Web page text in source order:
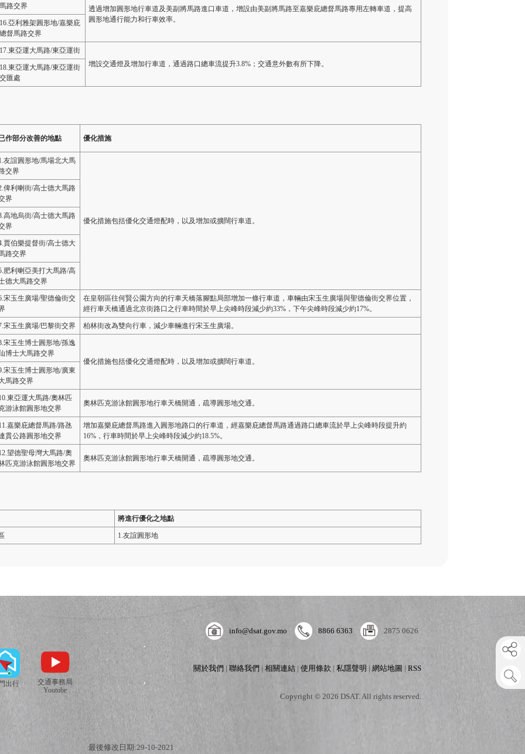
馬路交界
透過增加圓形地行車道及美副將馬路進口車道，增設由美副將馬路至嘉樂庇總督馬路專用左轉車道，提高
圓形地通行能力和行車效率。
16.亞利雅架圓形地/嘉樂庇
總督馬路交界
17.東亞運大馬路/東亞運街
增設交通燈及增加行車道，通過路口總車流提升3.8%；交通意外數有所下降。
18.東亞運大馬路/東亞運街
交匯處
作部分改善的地點 優化措施
友誼圓形地/馬場北大馬
交界
優化措施包括優化交通燈配時，以及增加或擴闊行車道。
俾利喇街/高士德大馬路
界
高地烏街/高士德大馬路
界
賈伯樂提督街/高士德大
路交界
肥利喇亞美打大馬路/高
德大馬路交界
宋玉生廣場/聖德倫街交
在皇朝區往何賢公園方向的行車天橋落腳點局部增加一條行車道，車輛由宋玉生廣場與聖德倫街交界位置，
經行車天橋通過北京街路口之行車時間於早上尖峰時段減少約33%，下午尖峰時段減少約17%。
宋玉生廣場/巴黎街交界 柏林街改為雙向行車，減少車輛進行宋玉生廣場。
宋玉生博士圓形地/孫逸
博士大馬路交界
優化措施包括優化交通燈配時，以及增加或擴闊行車道。
宋玉生博士圓形地/廣東
馬路交界
東亞運大馬路/奧林匹
游泳館圓形地交界
奧林匹克游泳館圓形地行車天橋開通，疏導圓形地交通。
嘉樂庇總督馬路/路氹
貫公路圓形地交界
增加嘉樂庇總督馬路進入圓形地路口的行車道，經嘉樂庇總督馬路通過路口總車流於早上尖峰時段提升約
16%，行車時間於早上尖峰時段減少約18.5%。
望德聖母灣大馬路/奧
匹克游泳館圓形地交界
奧林匹克游泳館圓形地行車天橋開通，疏導圓形地交通。
將進行優化之地點
1.友誼圓形地
出行
交通事務局
Youtube
info@dsat.gov.mo 8866 6363 2875 0626
關於我們 | 聯絡我們 | 相關連結| 使用條款 | 私隱聲明 | 網站地圖 | RSS
Copyright © 2026 DSAT. All rights reserved.
最後修改日期:29-10-2021